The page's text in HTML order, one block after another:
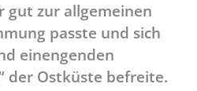
gut zur allgemeinen
passte und sich
einengenden
der Ostküste befreite.